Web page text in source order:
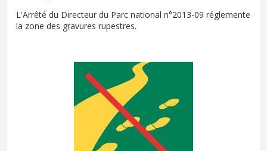
L'Arrêté du Directeur du Parc national n°2013-09 réglemente
la zone des gravures rupestres.